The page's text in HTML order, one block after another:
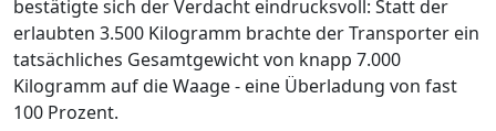
bestätigte sich der Verdacht eindrucksvoll: Statt der
erlaubten 3.500 Kilogramm brachte der Transporter ein
tatsächliches Gesamtgewicht von knapp 7.000
Kilogramm auf die Waage - eine Überladung von fast
100 Prozent.